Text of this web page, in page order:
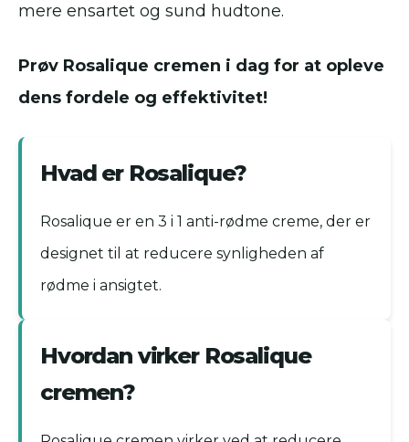
mere ensartet og sund hudtone.
Prøv Rosalique cremen i dag for at opleve
dens fordele og effektivitet!
Hvad er Rosalique?
Rosalique er en 3 i 1 anti-rødme creme, der er
designet til at reducere synligheden af
rødme i ansigtet.
Hvordan virker Rosalique
cremen?